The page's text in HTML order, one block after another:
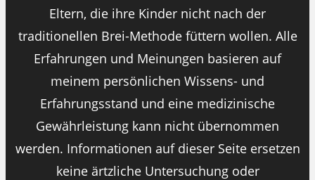
Eltern, die ihre Kinder nicht nach der
traditionellen Brei-Methode füttern wollen. Alle
Erfahrungen und Meinungen basieren auf
meinem persönlichen Wissens- und
Erfahrungsstand und eine medizinische
Gewährleistung kann nicht übernommen
werden. Informationen auf dieser Seite ersetzen
keine ärtzliche Untersuchung oder